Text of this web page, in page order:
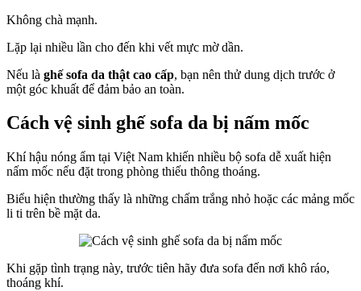
Không chà mạnh.
Lặp lại nhiều lần cho đến khi vết mực mờ dần.
Nếu là ghế sofa da thật cao cấp, bạn nên thử dung dịch trước ở
một góc khuất để đảm bảo an toàn.
Cách vệ sinh ghế sofa da bị nấm mốc
Khí hậu nóng ẩm tại Việt Nam khiến nhiều bộ sofa dễ xuất hiện
nấm mốc nếu đặt trong phòng thiếu thông thoáng.
Biểu hiện thường thấy là những chấm trắng nhỏ hoặc các mảng mốc
li ti trên bề mặt da.
Khi gặp tình trạng này, trước tiên hãy đưa sofa đến nơi khô ráo,
thoáng khí.